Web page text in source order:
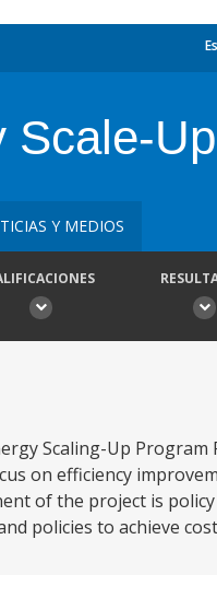
Y MEDIOS
Scaling-Up
on efficiency
of the project is
policies to achieve